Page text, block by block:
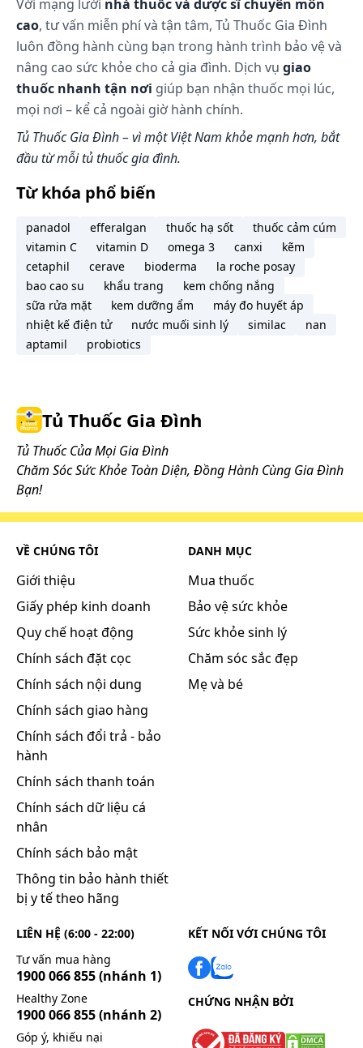
Không dùng liều gấp đôi để bù cho liều đã bị bỏ lỡ.
Tác dụng phụ có thể gặp:
Các tác dụng không mong muốn khi dùng Dicinter
mà bạn có thể gặp.
Liên quan đến Metronidazol
Ít gặp:
Hiếm gặp:
Máu: Mất bạch cầu hạt.
Thần kinh trung ương: Cơn động kinh, bệnh đa dây
thần kinh ngoại vi, đau đầu.
Da: Phồng rộp da, ban da, ngứa.
Tiết niệu: Nước tiểu sẫm mầu.
Liên quan đến Neomycin
Ít gặp :
Tăng enzym gan và bilirubin, rối loạn tạo máu, thiếu
máu tan huyết, lú lẫn, dị cảm, mất phương hướng,
rung giật nhãn cầu, tăng tiết nước bọt, viêm miệng.
Liên quan đến Nystatin
Gây kích ứng tại chỗ.
Những lưu ý khi sử dụng:
Chưa có thông tin
Cách bảo quản:
Chưa có thông tin
Với mạng lưới nhà thuốc và dược sĩ chuyên môn
cao, tư vấn miễn phí và tận tâm, Tủ Thuốc Gia Đình
luôn đồng hành cùng bạn trong hành trình bảo vệ và
nâng cao sức khỏe cho cả gia đình. Dịch vụ giao
thuốc nhanh tận nơi giúp bạn nhận thuốc mọi lúc,
mọi nơi – kể cả ngoài giờ hành chính.
Tủ Thuốc Gia Đình – vì một Việt Nam khỏe mạnh hơn, bắt
đầu từ mỗi tủ thuốc gia đình.
Từ khóa phổ biến
panadol efferalgan thuốc hạ sốt
thuốc cảm cúm
vitamin C
vitamin D omega 3 canxi
kẽm
cetaphil
cerave bioderma
la roche posay
bao cao su
khẩu trang
kem chống nắng
sữa rửa mặt
kem dưỡng ẩm
máy đo huyết áp
nhiệt kế điện tử
nước muối sinh lý similac
nan
aptamil
probiotics
Tủ Thuốc Gia Đình
Tủ Thuốc Của Mọi Gia Đình
Chăm Sóc Sức Khỏe Toàn Diện, Đồng Hành Cùng Gia Đình
Bạn!
VỀ CHÚNG TÔI
Giới thiệu
Giấy phép kinh doanh
Quy chế hoạt động
Chính sách đặt cọc
Chính sách nội dung
Chính sách giao hàng
Chính sách đổi trả - bảo
hành
Chính sách thanh toán
Chính sách dữ liệu cá
nhân
Chính sách bảo mật
Thông tin bảo hành thiết
bị y tế theo hãng
DANH MỤC
Mua thuốc
Bảo vệ sức khỏe
Sức khỏe sinh lý
Chăm sóc sắc đẹp
Mẹ và bé
LIÊN HỆ (6:00 - 22:00)
Tư vấn mua hàng
1900 066 855(nhánh 1)
Healthy Zone
1900 066 855(nhánh 2)
Góp ý, khiếu nại
KẾT NỐI VỚI CHÚNG TÔI
CHỨNG NHẬN BỞI